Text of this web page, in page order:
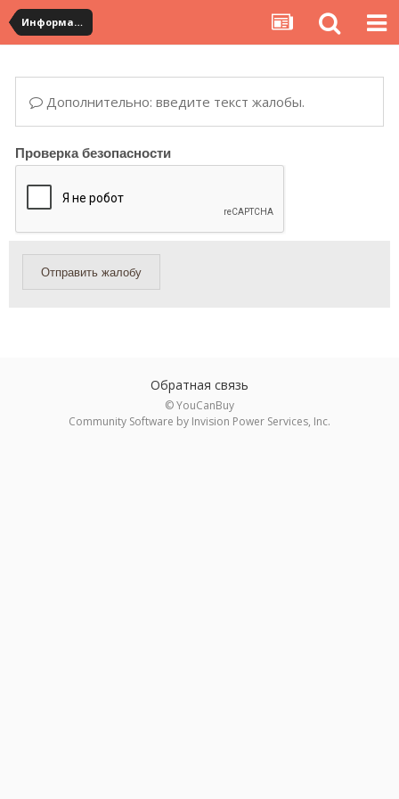
Информация по полученным посылкам
Дополнительно: введите текст жалобы.
Проверка безопасности
Отправить жалобу
Обратная связь
© YouCanBuy
Community Software by Invision Power Services, Inc.